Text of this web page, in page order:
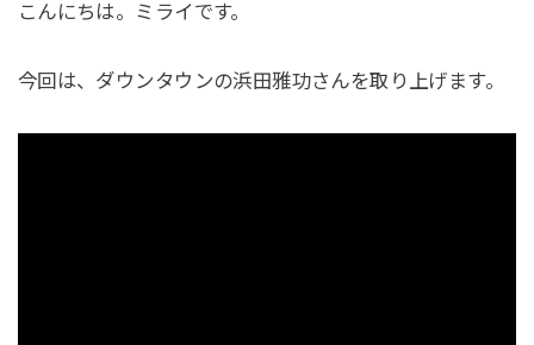
こんにちは。ミライです。
今回は、ダウンタウンの浜田雅功さんを取り上げます。